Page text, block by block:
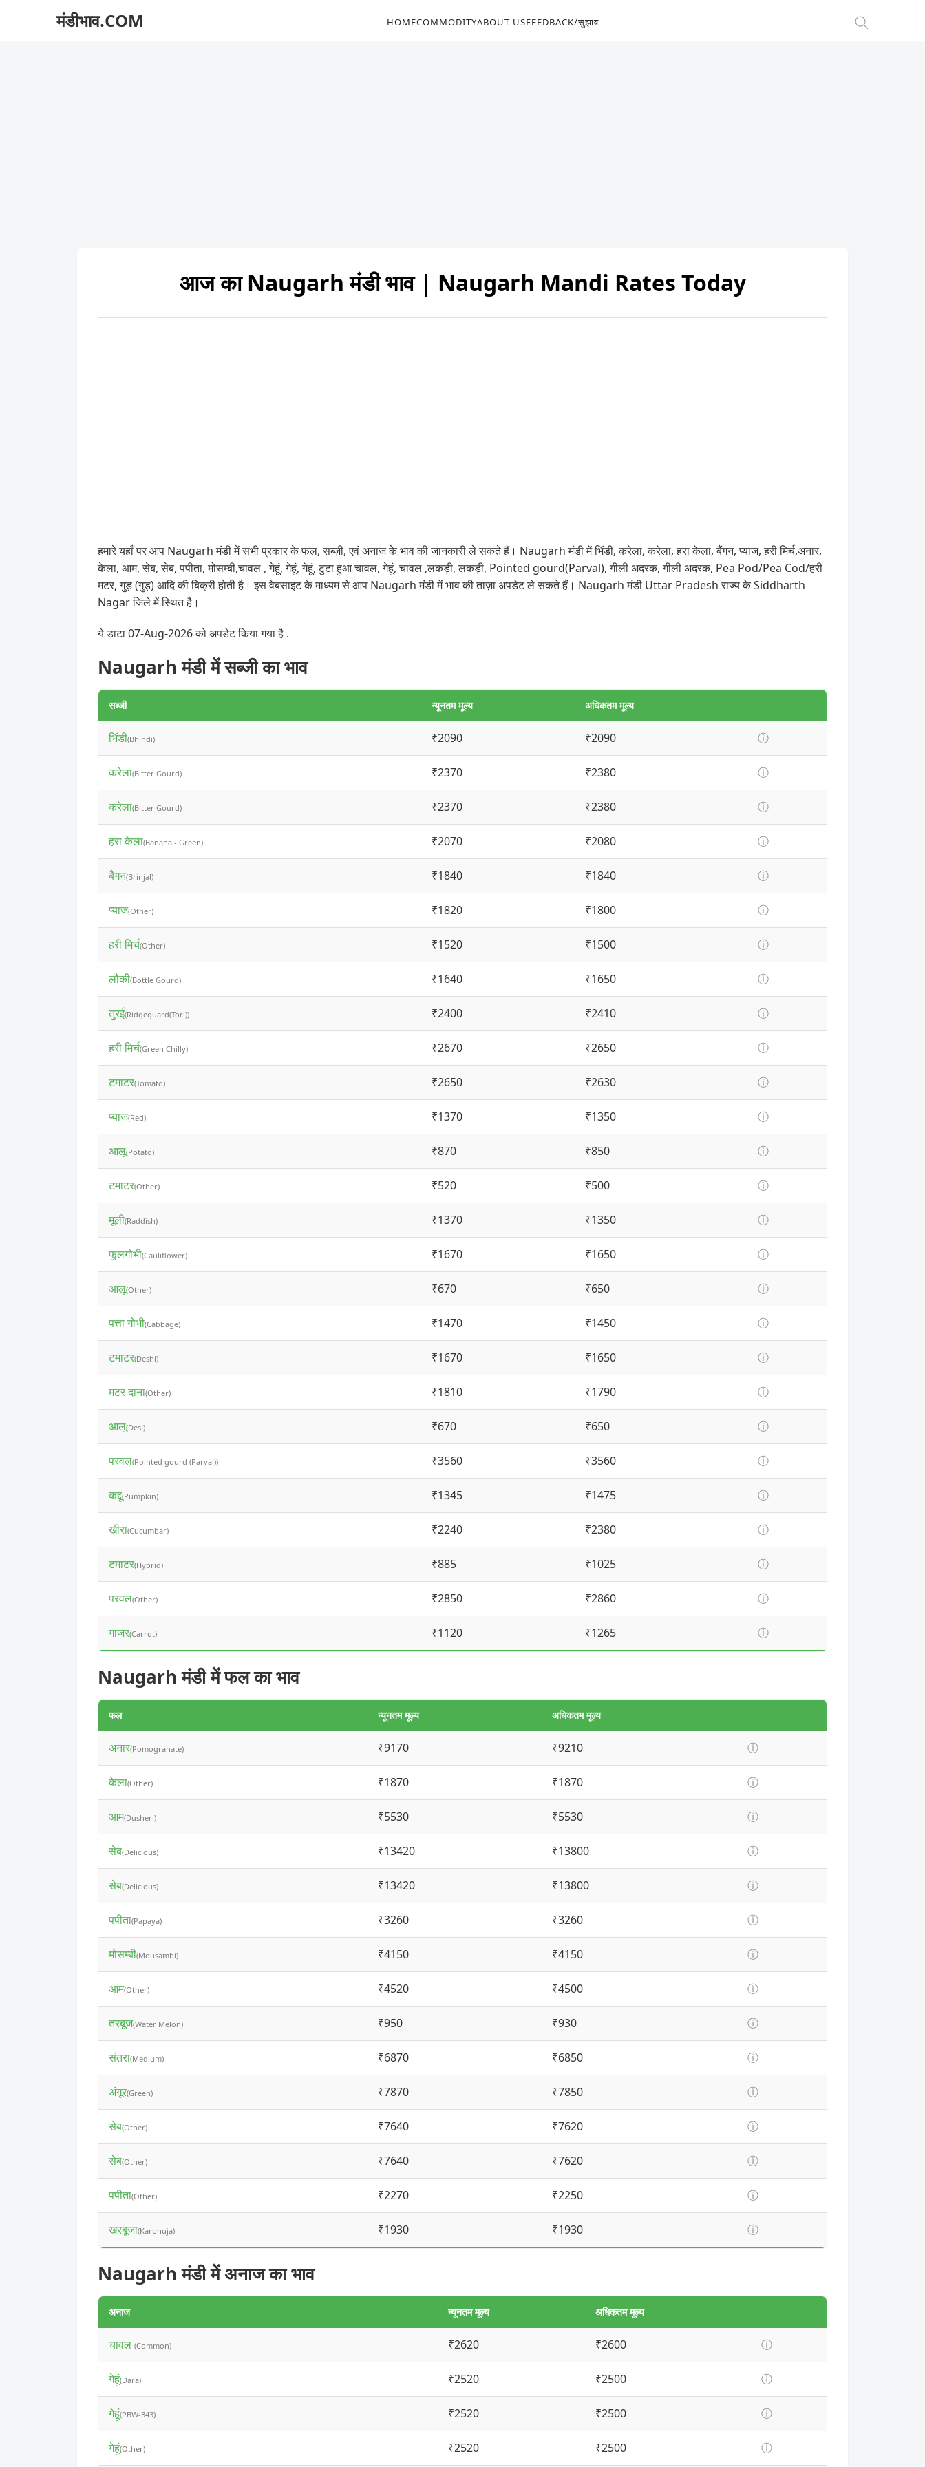
मंडीभाव.COM HOMECOMMODITYABOUT USFEEDBACK/सुझाव
आज का Naugarh मंडी भाव | Naugarh Mandi Rates Today
हमारे यहाँ पर आप Naugarh मंडी में सभी प्रकार के फल, सब्ज़ी, एवं अनाज के भाव की जानकारी ले सकते हैं। Naugarh मंडी में भिंडी, करेला, करेला, हरा केला, बैंगन, प्याज, हरी मिर्च,अनार,
केला, आम, सेब, सेब, पपीता, मोसम्बी,चावल , गेहूं, गेहूं, गेहूं, टुटा हुआ चावल, गेहूं, चावल ,लकड़ी, लकड़ी, Pointed gourd(Parval), गीली अदरक, गीली अदरक, Pea Pod/Pea Cod/हरी
मटर, गुड़ (गुड़) आदि की बिक्री होती है। इस वेबसाइट के माध्यम से आप Naugarh मंडी में भाव की ताज़ा अपडेट ले सकते हैं। Naugarh मंडी Uttar Pradesh राज्य के Siddharth
Nagar जिले में स्थित है।
ये डाटा 07-Aug-2026 को अपडेट किया गया है .
Naugarh मंडी में सब्जी का भाव
सब्जी न्यूनतम मूल्य अधिकतम मूल्य
भिंडी(Bhindi) ₹2090 ₹2090 ⓘ
करेला(Bitter Gourd) ₹2370 ₹2380 ⓘ
करेला(Bitter Gourd) ₹2370 ₹2380 ⓘ
हरा केला(Banana - Green) ₹2070 ₹2080 ⓘ
बैंगन(Brinjal) ₹1840 ₹1840 ⓘ
प्याज(Other) ₹1820 ₹1800 ⓘ
हरी मिर्च(Other) ₹1520 ₹1500 ⓘ
लौकी(Bottle Gourd) ₹1640 ₹1650 ⓘ
तुरई(Ridgeguard(Tori)) ₹2400 ₹2410 ⓘ
हरी मिर्च(Green Chilly) ₹2670 ₹2650 ⓘ
टमाटर(Tomato) ₹2650 ₹2630 ⓘ
प्याज(Red) ₹1370 ₹1350 ⓘ
आलू(Potato) ₹870 ₹850 ⓘ
टमाटर(Other) ₹520 ₹500 ⓘ
मूली(Raddish) ₹1370 ₹1350 ⓘ
फूलगोभी(Cauliflower) ₹1670 ₹1650 ⓘ
आलू(Other) ₹670 ₹650 ⓘ
पत्ता गोभी(Cabbage) ₹1470 ₹1450 ⓘ
टमाटर(Deshi) ₹1670 ₹1650 ⓘ
मटर दाना(Other) ₹1810 ₹1790 ⓘ
आलू(Desi) ₹670 ₹650 ⓘ
परवल(Pointed gourd (Parval)) ₹3560 ₹3560 ⓘ
कद्दू(Pumpkin) ₹1345 ₹1475 ⓘ
खीरा(Cucumbar) ₹2240 ₹2380 ⓘ
टमाटर(Hybrid) ₹885 ₹1025 ⓘ
परवल(Other) ₹2850 ₹2860 ⓘ
गाजर(Carrot) ₹1120 ₹1265 ⓘ
Naugarh मंडी में फल का भाव
फल न्यूनतम मूल्य अधिकतम मूल्य
अनार(Pomogranate) ₹9170 ₹9210 ⓘ
केला(Other) ₹1870 ₹1870 ⓘ
आम(Dusheri) ₹5530 ₹5530 ⓘ
सेब(Delicious) ₹13420 ₹13800 ⓘ
सेब(Delicious) ₹13420 ₹13800 ⓘ
पपीता(Papaya) ₹3260 ₹3260 ⓘ
मोसम्बी(Mousambi) ₹4150 ₹4150 ⓘ
आम(Other) ₹4520 ₹4500 ⓘ
तरबूज(Water Melon) ₹950 ₹930 ⓘ
संतरा(Medium) ₹6870 ₹6850 ⓘ
अंगूर(Green) ₹7870 ₹7850 ⓘ
सेब(Other) ₹7640 ₹7620 ⓘ
सेब(Other) ₹7640 ₹7620 ⓘ
पपीता(Other) ₹2270 ₹2250 ⓘ
खरबूजा(Karbhuja) ₹1930 ₹1930 ⓘ
Naugarh मंडी में अनाज का भाव
अनाज न्यूनतम मूल्य अधिकतम मूल्य
चावल (Common) ₹2620 ₹2600 ⓘ
गेहूं(Dara) ₹2520 ₹2500 ⓘ
गेहूं(PBW-343) ₹2520 ₹2500 ⓘ
गेहूं(Other) ₹2520 ₹2500 ⓘ